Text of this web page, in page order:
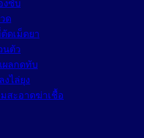
งซับ
ด
ดเม็ดยา
นตัว
ลกดทับ
งไล่ยุง
สะอาดฆ่าเชื้อ